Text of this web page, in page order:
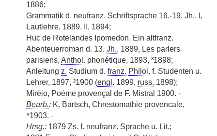
1886;
Grammatik d. neufranz. Schriftsprache 16.-19. Jh., I,
Lautlehre, 1889, II, 1894;
Huc de Rotelandes Ipomedon, Ein altfranz.
Abenteuerroman d. 13. Jh., 1889, Les parlers
parisiens, Anthol. phonétique, 1893, ³1898;
Anleitung z. Studium d. franz. Philol. f. Studenten u.
Lehrer, 1897, ²1900 (engl. 1899, russ. 1898);
Mirèio, Poème provençal de F. Mistral 1900. -
Bearb.: K. Bartsch, Chrestomathie provencale,
⁶1903. -
Hrsg.: 1879 Zs. f. neufranz. Sprache u. Lit.;